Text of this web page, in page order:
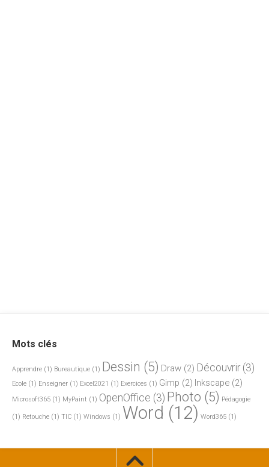
Mots clés
Apprendre (1) Bureautique (1) Dessin (5) Draw (2) Découvrir(3)
Ecole (1) Enseigner (1) Excel2021 (1) Exercices (1) Gimp (2) Inkscape (2)
Microsoft365 (1) MyPaint (1) OpenOffice (3) Photo (5) Pédagogie
(1) Retouche (1) TIC (1) Windows (1) Word (12) Word365 (1)